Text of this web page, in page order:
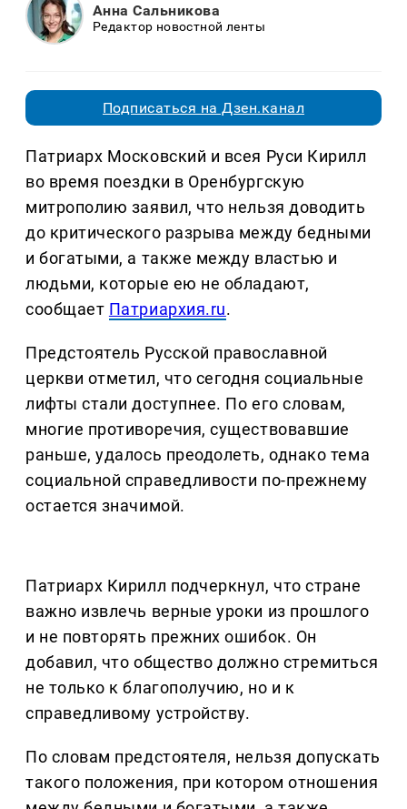
Анна Сальникова
Редактор новостной ленты
Подписаться на Дзен.канал
Патриарх Московский и всея Руси Кирилл
во время поездки в Оренбургскую
митрополию заявил, что нельзя доводить
до критического разрыва между бедными
и богатыми, а также между властью и
людьми, которые ею не обладают,
сообщает Патриархия.ru.
Предстоятель Русской православной
церкви отметил, что сегодня социальные
лифты стали доступнее. По его словам,
многие противоречия, существовавшие
раньше, удалось преодолеть, однако тема
социальной справедливости по-прежнему
остается значимой.
Патриарх Кирилл подчеркнул, что стране
важно извлечь верные уроки из прошлого
и не повторять прежних ошибок. Он
добавил, что общество должно стремиться
не только к благополучию, но и к
справедливому устройству.
По словам предстоятеля, нельзя допускать
такого положения, при котором отношения